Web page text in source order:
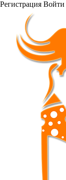
Регистрация Войти